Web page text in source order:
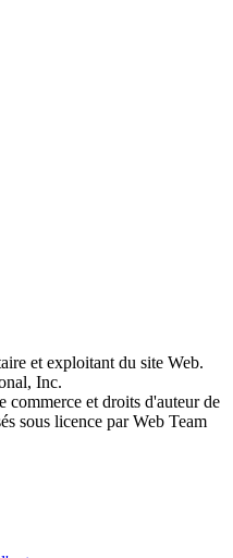
et exploitant du site Web.
Inc.
commerce et droits d'auteur de
sous licence par Web Team